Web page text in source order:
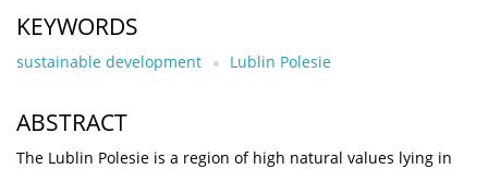
KEYWORDS
sustainable development Lublin Polesie
ABSTRACT
The Lublin Polesie is a region of high natural values lying in